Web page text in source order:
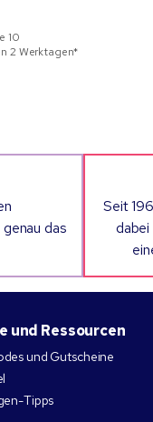
10
2 Werktagen*
das
Seit
und Ressourcen
und Gutscheine
Tipps